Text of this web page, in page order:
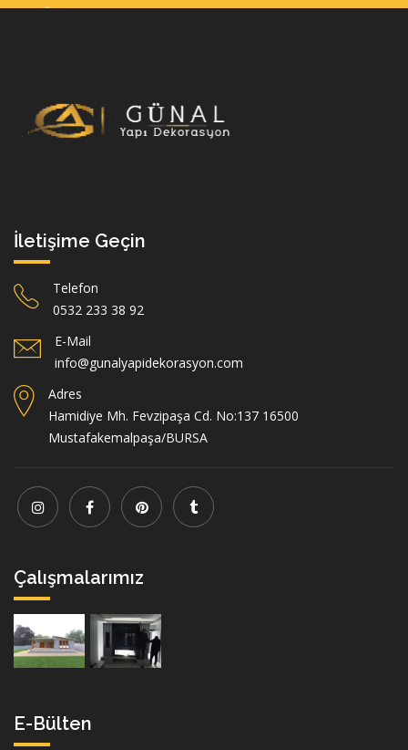
İletişime Geçin
Telefon
0532 233 38 92
E-Mail
info@gunalyapidekorasyon.com
Adres
Hamidiye Mh. Fevzipaşa Cd. No:137 16500
Mustafakemalpaşa/BURSA
Çalışmalarımız
E-Bülten